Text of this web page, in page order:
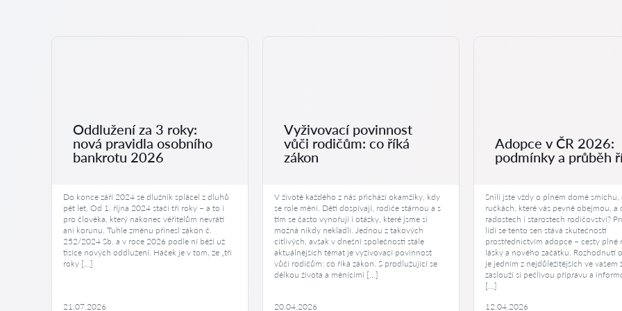
Oddlužení za 3 roky:
nová pravidla osobního
bankrotu 2026
Do konce září 2024 se dlužník splácel z dluhů
pět let. Od 1. října 2024 stačí tři roky – a to i
pro člověka, který nakonec věřitelům nevrátí
ani korunu. Tuhle změnu přinesl zákon č.
252/2024 Sb. a v roce 2026 podle ní běží už
tisíce nových oddlužení. Háček je v tom, že „tři
roky […]
21.07.2026
Vyživovací povinnost
vůči rodičům: co říká
zákon
V životě každého z nás přichází okamžiky, kdy
se role mění. Děti dospívají, rodiče stárnou a s
tím se často vynořují i otázky, které jsme si
možná nikdy nekladli. Jednou z takových
citlivých, avšak v dnešní společnosti stále
aktuálnějších témat je vyživovací povinnost
vůči rodičům: co říká zákon. S prodlužující se
délkou života a měnícími […]
20.04.2026
Adopce v ČR 2026:
podmínky a průběh
Snili jste vždy o plném domě smíchu,
ručkách, které vás pevně obejmou, a
radostech i starostech rodičovství?
lidí se tento sen stává skutečností
prostřednictvím adopce – cesty plné
lásky a nového začátku. Rozhodnutí
je jedním z nejdůležitějších ve vašem
zaslouží si pečlivou přípravu a
[…]
12.04.2026